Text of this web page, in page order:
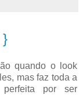
}
quando o look
mas faz toda a
por ser